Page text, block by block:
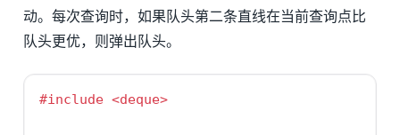
动。每次查询时，如果队头第二条直线在当前查询点比
队头更优，则弹出队头。
#include <deque>